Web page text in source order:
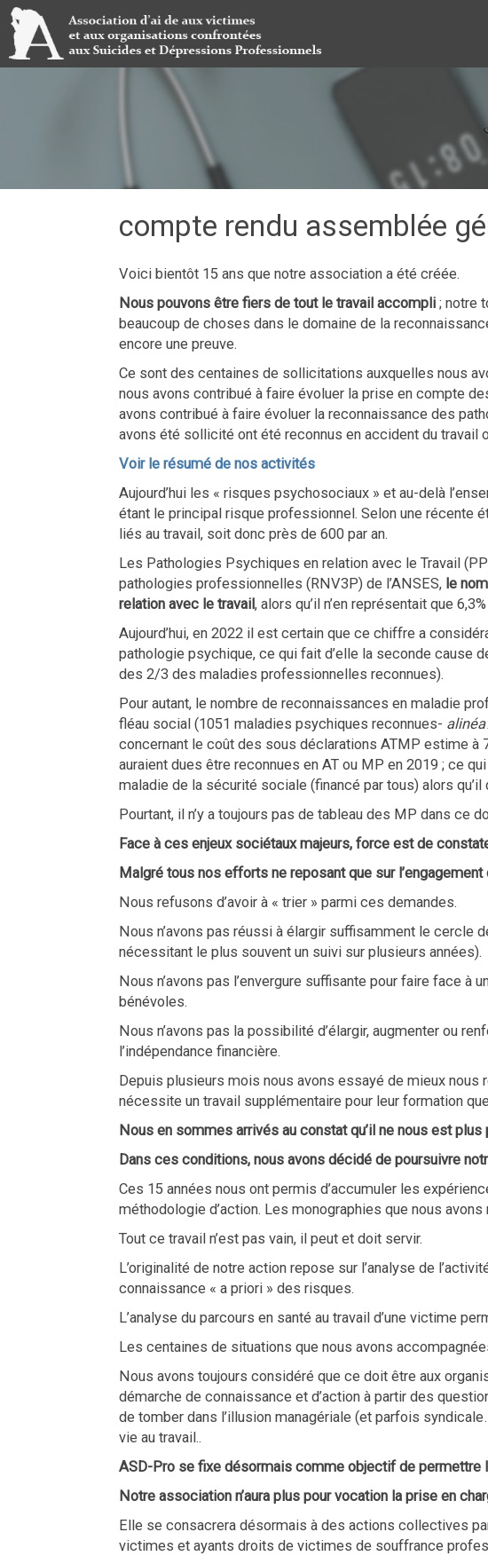
compte rendu assemblée
Voici bientôt 15 ans que notre association a été créée.
Nous pouvons être fiers de tout le travail accompli ; notre
beaucoup de choses dans le domaine de la
encore une preuve.
Ce sont des centaines de sollicitations auxquelles nous
nous avons contribué à faire évoluer la prise en compte
avons contribué à faire évoluer la reconnaissance des
avons été sollicité ont été reconnus en accident du travail
Voir le résumé de nos activités
Aujourd’hui les « risques psychosociaux » et au-delà
étant le principal risque professionnel. Selon une récente
liés au travail, soit donc près de 600 par an.
Les Pathologies Psychiques en relation avec le Travail
pathologies professionnelles (RNV3P) de l’ANSES, le
relation avec le travail, alors qu’il n’en représentait que
Aujourd’hui, en 2022 il est certain que ce chiffre a
pathologie psychique, ce qui fait d’elle la seconde
des 2/3 des maladies professionnelles reconnues).
Pour autant, le nombre de reconnaissances en maladie
fléau social (1051 maladies psychiques reconnues-
concernant le coût des sous déclarations ATMP estime
auraient dues être reconnues en AT ou MP en 2019 ; ce
maladie de la sécurité sociale (financé par tous) alors
Pourtant, il n’y a toujours pas de tableau des MP dans ce
Face à ces enjeux sociétaux majeurs, force est de
Malgré tous nos efforts ne reposant que sur
Nous refusons d’avoir à « trier » parmi ces demandes.
Nous n’avons pas réussi à élargir suffisamment le
nécessitant le plus souvent un suivi sur plusieurs années).
Nous n’avons pas l’envergure suffisante pour faire face à
bénévoles.
Nous n’avons pas la possibilité d’élargir, augmenter ou
l’indépendance financière.
Depuis plusieurs mois nous avons essayé de mieux nous
nécessite un travail supplémentaire pour leur formation
Nous en sommes arrivés au constat qu’il ne nous est
Dans ces conditions, nous avons décidé de poursuivre
Ces 15 années nous ont permis d’accumuler les
méthodologie d’action. Les monographies que nous
Tout ce travail n’est pas vain, il peut et doit servir.
L’originalité de notre action repose sur l’analyse de
connaissance « a priori » des risques.
L’analyse du parcours en santé au travail d’une victime
Les centaines de situations que nous avons
Nous avons toujours considéré que ce doit être aux
démarche de connaissance et d’action à partir des
de tomber dans l’illusion managériale (et parfois
vie au travail..
ASD-Pro se fixe désormais comme objectif de permettre
Notre association n’aura plus pour vocation la prise en
Elle se consacrera désormais à des actions collectives
victimes et ayants droits de victimes de souffrance